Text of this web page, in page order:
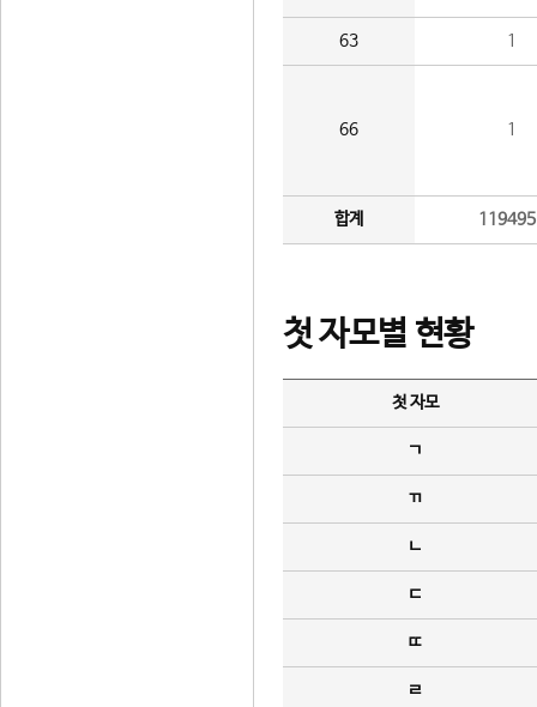
63 1
66 1
합계
첫 자모별 현황
첫 자모
ㄱ
ㄲ
ㄴ
ㄷ
ㄸ
ㄹ